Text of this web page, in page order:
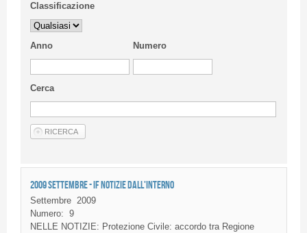
Classificazione
Anno Numero
Cerca
2009 SETTEMBRE - IF NOTIZIE DALL'INTERNO
Settembre 2009
Numero: 9
NELLE NOTIZIE: Protezione Civile: accordo tra Regione